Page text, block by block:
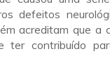
defeitos
acreditam que a
ter contribuído